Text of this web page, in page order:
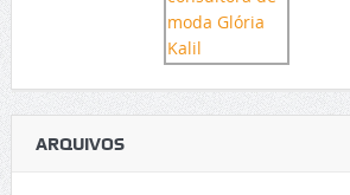
ARQUIVOS